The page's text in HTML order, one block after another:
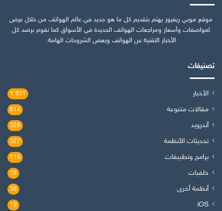
موقع موبي ريفيوز يهتم بتقديم كل ما هو جديد في عالم الهواتف من خلال عرض
لمواصفات وأسعار ومراجعات الهواتف الجديدة في الأسواق كما نقوم برصد كل
الأخبار التقنية عن الهواتف وبعض الشروحات الهامة.
تصنيفات
الأخبار 1٬931
مقالات متنوعة 614
أندرويد 328
تحديثات الأنظمة 327
برامج وتطبيقات 118
خلفيات 78
أنظمة أخرى 38
iOS
19